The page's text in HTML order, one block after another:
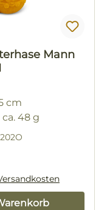
Mann
cm
48 g